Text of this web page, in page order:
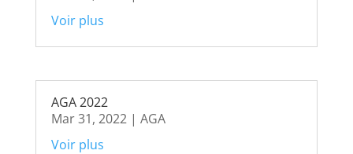
Voir plus
AGA 2022
Mar 31, 2022| AGA
Voir plus